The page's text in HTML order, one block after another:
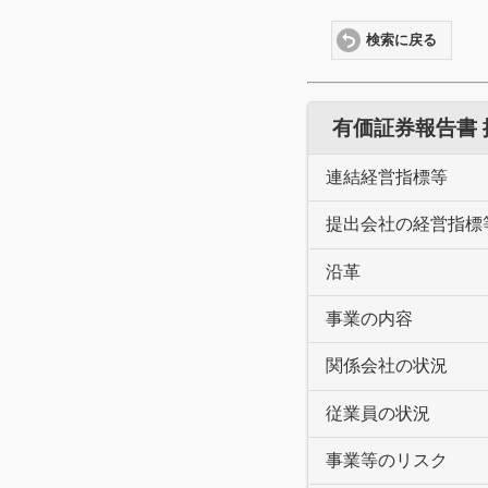
検索に戻る
有価証券報告書
連結経営指標等
提出会社の経営指標
沿革
事業の内容
関係会社の状況
従業員の状況
事業等のリスク